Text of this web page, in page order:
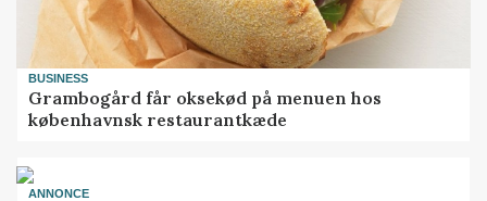
BUSINESS
Grambogård får oksekød på menuen hos
københavnsk restaurantkæde
ANNONCE